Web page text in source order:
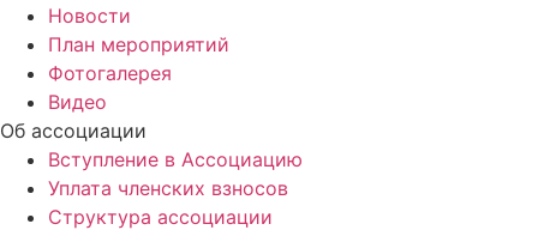
Новости
План мероприятий
Фотогалерея
Видео
Об ассоциации
Вступление в Ассоциацию
Уплата членских взносов
Структура ассоциации